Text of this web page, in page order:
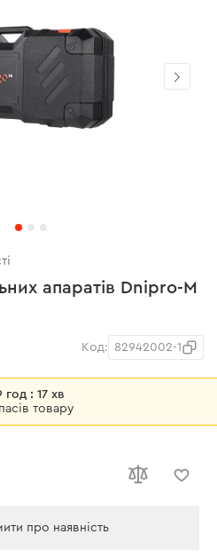
апаратів Dnipro-M
Код: 82942002-1
год : 17 хв
товару
про наявність